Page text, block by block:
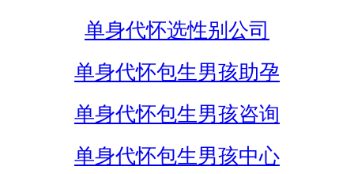
单身代怀选性别公司
单身代怀包生男孩助孕
单身代怀包生男孩咨询
单身代怀包生男孩中心